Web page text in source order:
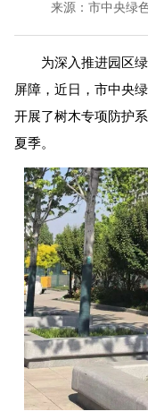
来源：市中央绿
为深入推进园区
屏障，近日，市中央
开展了树木专项防护
夏季。